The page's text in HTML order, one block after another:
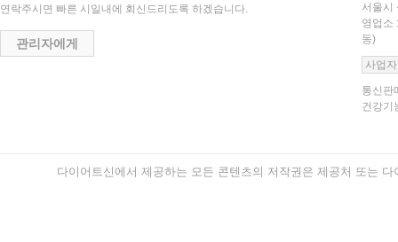
연락주시면 빠른 시일내에 회신드리도록 하겠습니다.
관리자에게
서울시
영업소
동)
사업
통신판
건강기
다이어트신에서 제공하는 모든 콘텐츠의 저작권은 제공처 또는